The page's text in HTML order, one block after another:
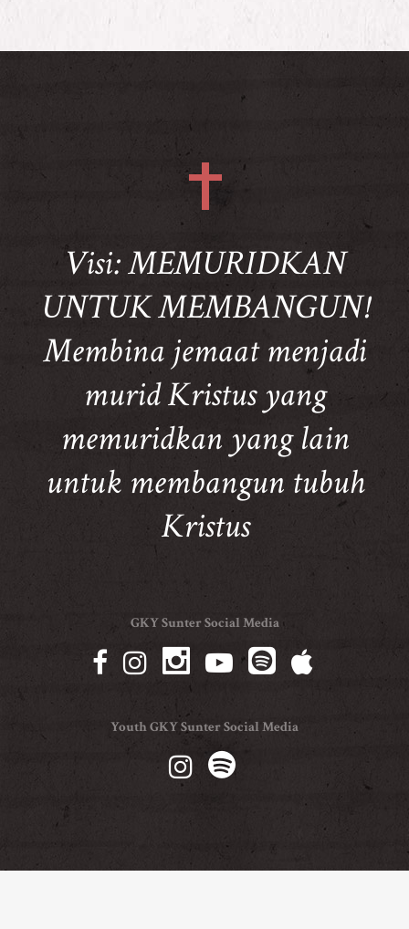
Visi: MEMURIDKAN
UNTUK MEMBANGUN!
Membina jemaat menjadi
murid Kristus yang
memuridkan yang lain
untuk membangun tubuh
Kristus
GKY Sunter Social Media
Youth GKY Sunter Social Media